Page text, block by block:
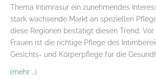
Thema Intimrasur ein zunehmendes
stark wachsende Markt an speziellen
diese Regionen bestätigt diesen Trend.
Frauen ist die richtige Pflege des
Gesichts- und Körperpflege für die
(mehr …)